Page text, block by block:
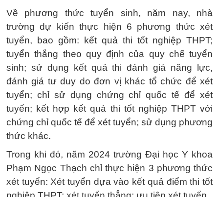
Về phương thức tuyển sinh, năm nay, nhà
trường dự kiến thực hiện 6 phương thức xét
tuyển, bao gồm: kết quả thi tốt nghiệp THPT;
tuyển thẳng theo quy định của quy chế tuyển
sinh; sử dụng kết quả thi đánh giá năng lực,
đánh giá tư duy do đơn vị khác tổ chức để xét
tuyển; chỉ sử dụng chứng chỉ quốc tế để xét
tuyển; kết hợp kết quả thi tốt nghiệp THPT với
chứng chỉ quốc tế để xét tuyển; sử dụng phương
thức khác.
Trong khi đó, năm 2024 trường Đại học Y khoa
Phạm Ngọc Thạch chỉ thực hiện 3 phương thức
xét tuyển: Xét tuyển dựa vào kết quả điểm thi tốt